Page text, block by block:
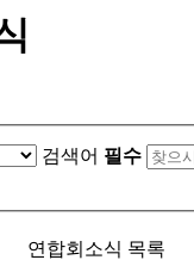
검색어 필수
연합회소식 목록